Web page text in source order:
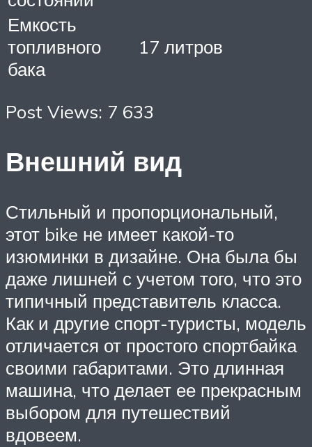
Емкость
топливного
бака
17 литров
Post Views: 7 633
Внешний вид
Стильный и пропорциональный,
этот bike не имеет какой-то
изюминки в дизайне. Она была бы
даже лишней с учетом того, что это
типичный представитель класса.
Как и другие спорт-туристы, модель
отличается от простого спортбайка
своими габаритами. Это длинная
машина, что делает ее прекрасным
выбором для путешествий
вдовеем.